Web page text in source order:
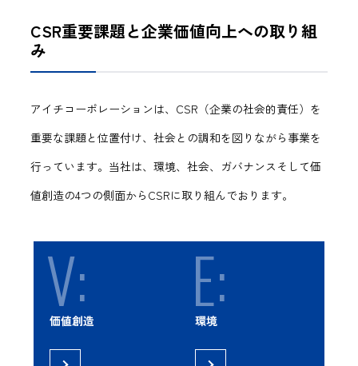
CSR重要課題と企業価値向上への取り組
み
アイチコーポレーションは、CSR（企業の社会的責任）を
重要な課題と位置付け、社会との調和を図りながら事業を
行っています。当社は、環境、社会、ガバナンスそして価
値創造の4つの側面からCSRに取り組んでおります。
V:
価値創造 E:
環境